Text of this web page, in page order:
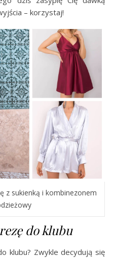
– korzystaj!
z sukienką i kombinezonem
do klubu
klubu? Zwykle decydują się